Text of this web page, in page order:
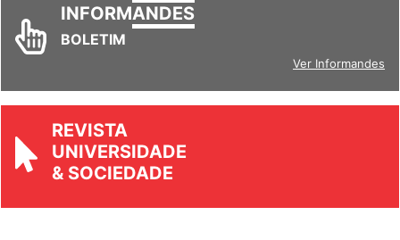
INFORMANDES
BOLETIM
Ver Informandes
REVISTA
UNIVERSIDADE
& SOCIEDADE